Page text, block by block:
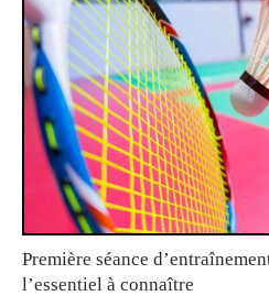
Première séance
l’essentiel à connaître